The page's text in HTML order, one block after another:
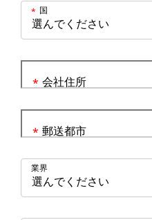
国
*
会社住所
*
郵送都市
*
業界